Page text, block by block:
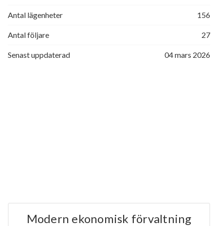
Antal lägenheter 156
Antal följare 27
Senast uppdaterad 04 mars 2026
Modern ekonomisk förvaltning